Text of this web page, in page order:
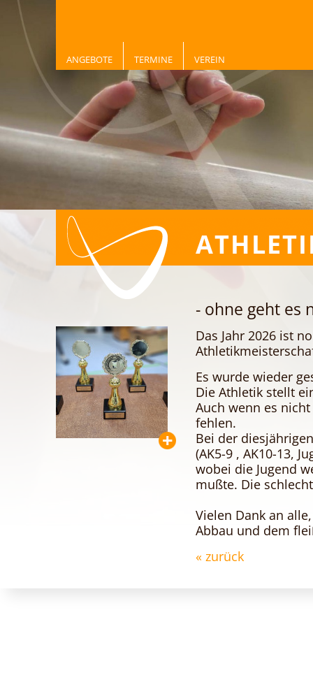
ANGEBOTE TERMINE VEREIN
- ohne geht es
Das Jahr 2026 ist
Es wurde wieder
Die Athletik stellt
Auch wenn es
fehlen.
Bei der
(AK5-9 , AK10-13,
wobei die Jugend
mußte. Die
Vielen Dank an
Abbau und dem
« zurück